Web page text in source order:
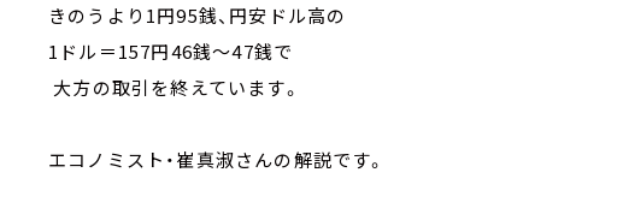
きのうより1円95銭、円安ドル高の
1ドル＝157円46銭～47銭で
大方の取引を終えています。
エコノミスト・崔真淑さんの解説です。